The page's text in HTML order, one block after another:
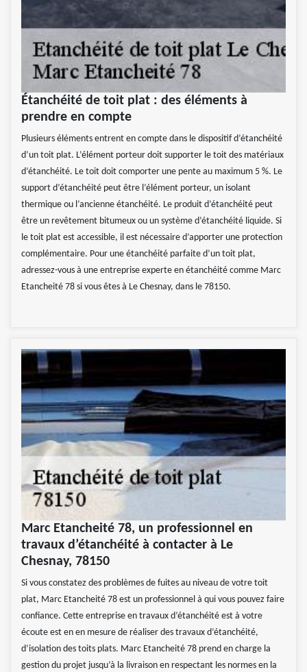
Étanchéité de toit plat : des éléments à
prendre en compte
Plusieurs éléments entrent en compte dans le dispositif d’étanchéité
d’un toit plat. L’élément porteur doit supporter le toit des matériaux
d’étanchéité. Le toit doit comporter une pente au maximum 5 %. Le
support d’étanchéité peut être l’élément porteur, un isolant
thermique ou l’ancienne étanchéité. Le produit d’étanchéité peut
être un revêtement bitumeux ou un système d’étanchéité liquide. Si
le toit plat est accessible, il est nécessaire d’apporter une protection
complémentaire. Pour une étanchéité parfaite d’un toit plat,
adressez-vous à une entreprise experte en étanchéité comme Marc
Etancheité 78 si vous êtes à Le Chesnay, dans le 78150.
Marc Etancheité 78, un professionnel en
travaux d’étanchéité à contacter à Le
Chesnay, 78150
Si vous constatez des problèmes de fuites au niveau de votre toit
plat, Marc Etancheité 78 est un professionnel à qui vous pouvez faire
confiance. Cette entreprise en travaux d’étanchéité est à votre
écoute est en en mesure de réaliser des travaux d’étanchéité,
d’isolation des toits plats. Marc Etancheité 78 prend en charge la
gestion du projet jusqu’à la livraison en respectant les normes en la